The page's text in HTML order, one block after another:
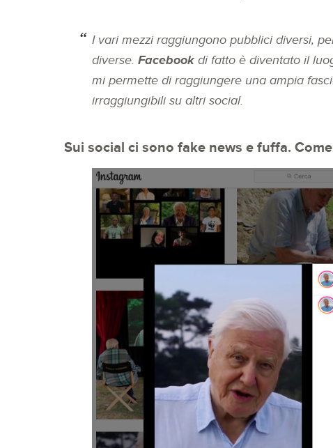
I vari mezzi raggiungono pubblici diversi,
diverse. Facebook di fatto è diventato il
mi permette di raggiungere una ampia
irraggiungibili su altri social.
Sui social ci sono fake news e fuffa.